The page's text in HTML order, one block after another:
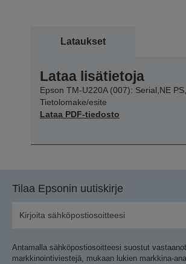
Lataukset
Lataa lisätietoja
Epson TM-U220A (007): Serial,NE
Tietolomake/esite
Lataa PDF-tiedosto
Tilaa Epsonin uutiskirje
Antamalla sähköpostiosoitteesi suostut
markkinointiviestejä, mukaan lukien markkina-